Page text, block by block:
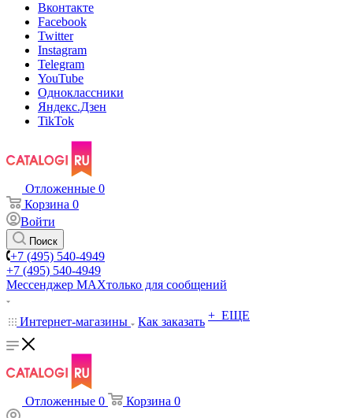
Вконтакте
Facebook
Twitter
Instagram
Telegram
YouTube
Одноклассники
Яндекс.Дзен
TikTok
Отложенные 0
Корзина 0
Войти
Поиск
+7 (495) 540-4949
+7 (495) 540-4949
Мессенджер МАХтолько для сообщений
Интернет-магазины Как заказать + ЕЩЕ
Отложенные 0 Корзина 0